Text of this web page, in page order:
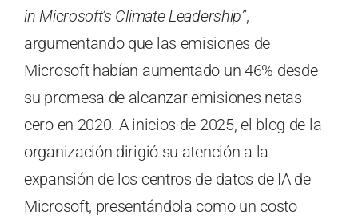
in Microsoft’s Climate Leadership”,
argumentando que las emisiones de
Microsoft habían aumentado un 46% desde
su promesa de alcanzar emisiones netas
cero en 2020. A inicios de 2025, el blog de la
organización dirigió su atención a la
expansión de los centros de datos de IA de
Microsoft, presentándola como un costo